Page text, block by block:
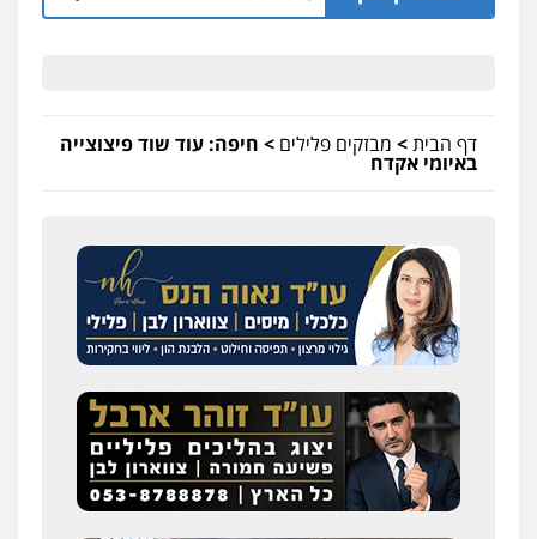
דף הבית> מבזקים פלילים > חיפה: עוד שוד פיצוצייה
באיומי אקדח